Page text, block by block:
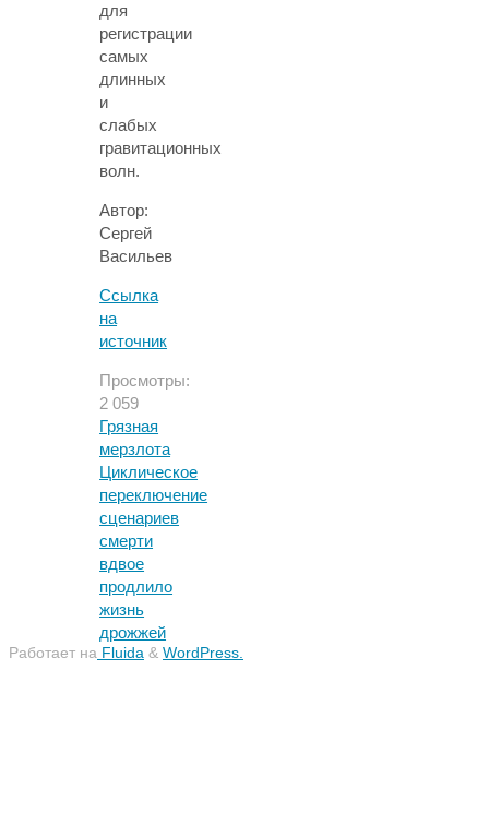
для
регистрации
самых
длинных
и
слабых
гравитационных
волн.
Автор:
Сергей
Васильев
Ссылка
на
источник
Просмотры:
2 059
Грязная
мерзлота
Циклическое
переключение
сценариев
смерти
вдвое
продлило
жизнь
дрожжей
Работает на Fluida & WordPress.